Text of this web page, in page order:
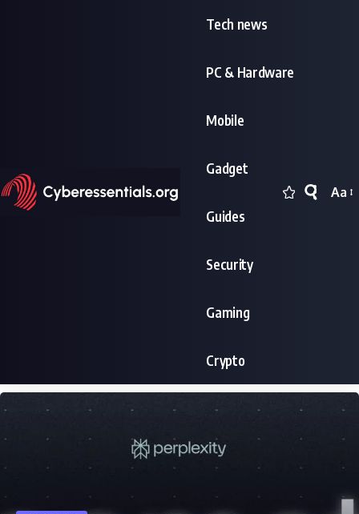
Tech news
PC & Hardware
Mobile
Gadget
Guides
Security
Gaming
Crypto
Font
Aa